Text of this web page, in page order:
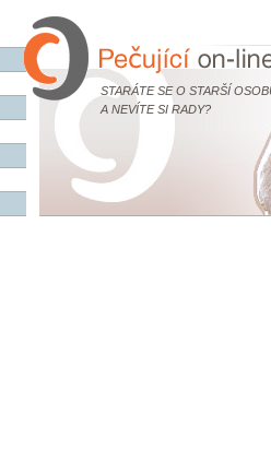
STARÁTE SE O STARŠÍ
A NEVÍTE SI RADY?